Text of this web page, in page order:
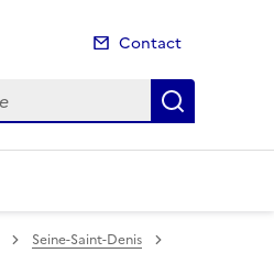
Contact
Seine-Saint-Denis